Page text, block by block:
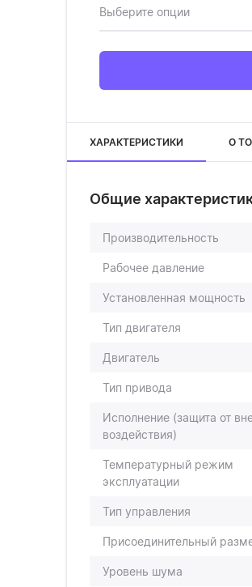
Выберите опции
ХАРАКТЕРИСТИКИ О
Общие
Производительность
Рабочее давление
Установленная мощность
Тип двигателя
Двигатель
Тип привода
Исполнение (защита от
воздействия)
Температурный режим
эксплуатации
Тип управления
Присоединительный
Уровень шума